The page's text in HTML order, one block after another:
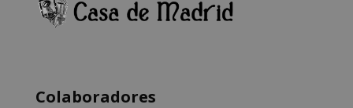
Colaboradores